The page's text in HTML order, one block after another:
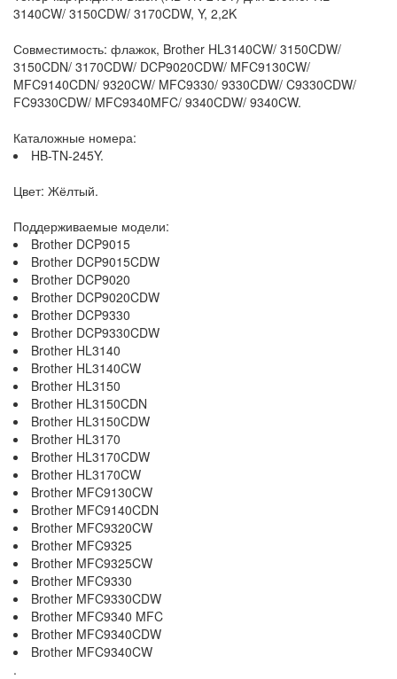
3140CW/ 3150CDW/ 3170CDW, Y, 2,2K
Совместимость: флажок, Brother HL3140CW/ 3150CDW/
3150CDN/ 3170CDW/ DCP9020CDW/ MFC9130CW/
MFC9140CDN/ 9320CW/ MFC9330/ 9330CDW/ C9330CDW/
FC9330CDW/ MFC9340MFC/ 9340CDW/ 9340CW.
Каталожные номера:
HB-TN-245Y.
Цвет: Жёлтый.
Поддерживаемые модели:
Brother DCP9015
Brother DCP9015CDW
Brother DCP9020
Brother DCP9020CDW
Brother DCP9330
Brother DCP9330CDW
Brother HL3140
Brother HL3140CW
Brother HL3150
Brother HL3150CDN
Brother HL3150CDW
Brother HL3170
Brother HL3170CDW
Brother HL3170CW
Brother MFC9130CW
Brother MFC9140CDN
Brother MFC9320CW
Brother MFC9325
Brother MFC9325CW
Brother MFC9330
Brother MFC9330CDW
Brother MFC9340 MFC
Brother MFC9340CDW
Brother MFC9340CW
.